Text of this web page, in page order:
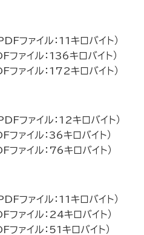
ファイル：11キロバイト）
ファイル：136キロバイト）
ファイル：172キロバイト）
ファイル：12キロバイト）
ファイル：36キロバイト）
ファイル：76キロバイト）
ファイル：11キロバイト）
ファイル：24キロバイト）
ファイル：51キロバイト）